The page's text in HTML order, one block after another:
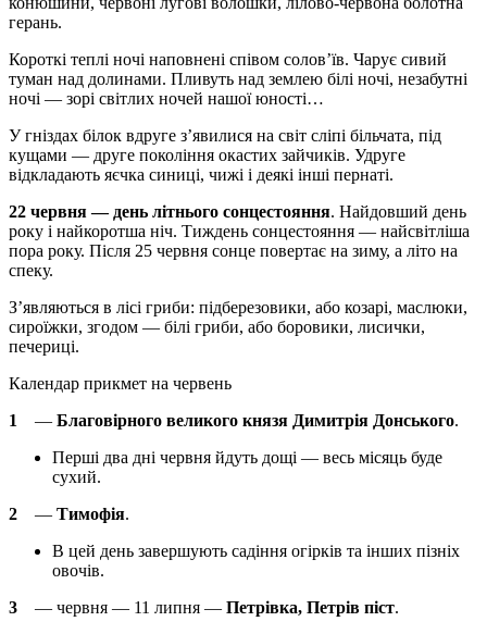
герань.
Короткі теплі ночі наповнені співом солов’їв. Чарує сивий
туман над долинами. Пливуть над землею білі ночі, незабутні
ночі — зорі світлих ночей нашої юності…
У гніздах білок вдруге з’явилися на світ сліпі більчата, під
кущами — друге покоління окастих зайчиків. Удруге
відкладають яєчка синиці, чижі і деякі інші пернаті.
22 червня — день літнього сонцестояння. Найдовший день
року і найкоротша ніч. Тиждень сонцестояння — найсвітліша
пора року. Після 25 червня сонце повертає на зиму, а літо на
спеку.
З’являються в лісі гриби: підберезовики, або козарі, маслюки,
сироїжки, згодом — білі гриби, або боровики, лисички,
печериці.
Календар прикмет на червень
1
— Благовірного великого князя Димитрія Донського.
Перші два дні червня йдуть дощі — весь місяць буде
сухий.
2
— Тимофія.
В цей день завершують садіння огірків та інших пізніх
овочів.
3 — червня — 11 липня — Петрівка, Петрів піст.